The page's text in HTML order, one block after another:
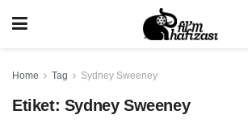
Home Tag Sydney Sweeney
Etiket: Sydney Sweeney